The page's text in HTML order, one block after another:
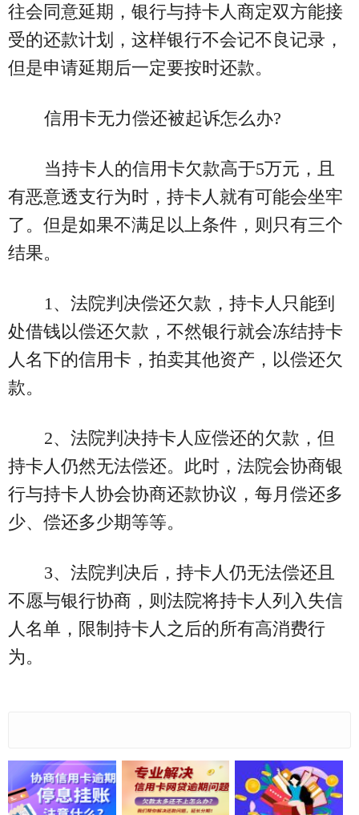
往会同意延期，银行与持卡人商定双方能接
受的还款计划，这样银行不会记不良记录，
但是申请延期后一定要按时还款。
信用卡无力偿还被起诉怎么办?
当持卡人的信用卡欠款高于5万元，且
有恶意透支行为时，持卡人就有可能会坐牢
了。但是如果不满足以上条件，则只有三个
结果。
1、法院判决偿还欠款，持卡人只能到
处借钱以偿还欠款，不然银行就会冻结持卡
人名下的信用卡，拍卖其他资产，以偿还欠
款。
2、法院判决持卡人应偿还的欠款，但
持卡人仍然无法偿还。此时，法院会协商银
行与持卡人协会协商还款协议，每月偿还多
少、偿还多少期等等。
3、法院判决后，持卡人仍无法偿还且
不愿与银行协商，则法院将持卡人列入失信
人名单，限制持卡人之后的所有高消费行
为。